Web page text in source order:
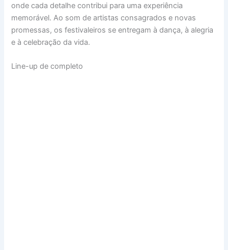
onde cada detalhe contribui para uma experiência
memorável. Ao som de artistas consagrados e novas
promessas, os festivaleiros se entregam à dança, à alegria
e à celebração da vida.
Line-up de completo